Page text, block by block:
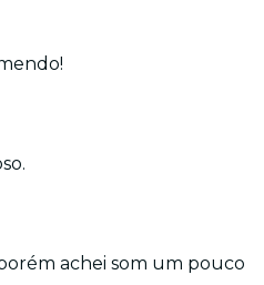
achei som um pouco